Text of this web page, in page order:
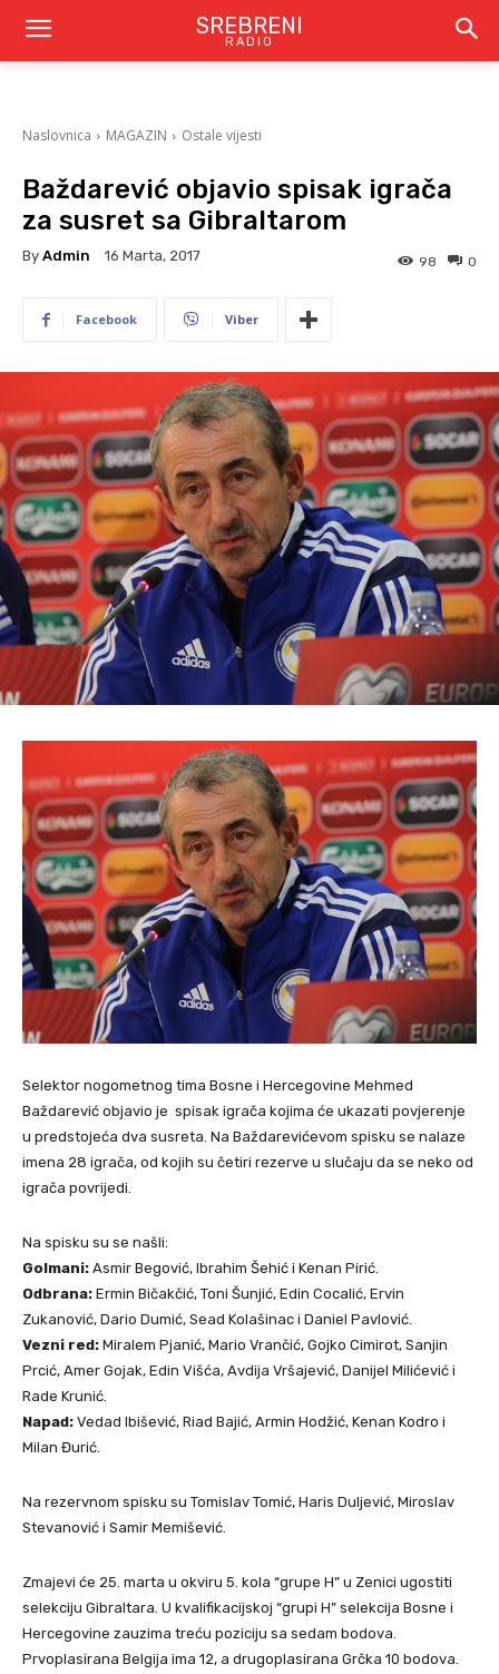
SREBRENI
RADIO
Naslovnica MAGAZIN Ostale vijesti
Baždarević objavio spisak igrača
za susret sa Gibraltarom
By Admin 16 Marta, 2017 0
98
Facebook Viber
Selektor nogometnog tima Bosne i Hercegovine Mehmed
Baždarević objavio je spisak igrača kojima će ukazati povjerenje
u predstojeća dva susreta. Na Baždarevićevom spisku se nalaze
imena 28 igrača, od kojih su četiri rezerve u slučaju da se neko od
igrača povrijedi.
Na spisku su se našli:
Golmani: Asmir Begović, Ibrahim Šehić i Kenan Pirić.
Odbrana: Ermin Bičakčić, Toni Šunjić, Edin Cocalić, Ervin
Zukanović, Dario Dumić, Sead Kolašinac i Daniel Pavlović.
Vezni red: Miralem Pjanić, Mario Vrančić, Gojko Cimirot, Sanjin
Prcić, Amer Gojak, Edin Višća, Avdija Vršajević, Danijel Milićević i
Rade Krunić.
Napad: Vedad Ibišević, Riad Bajić, Armin Hodžić, Kenan Kodro i
Milan Đurić.
Na rezervnom spisku su Tomislav Tomić, Haris Duljević, Miroslav
Stevanović i Samir Memišević.
Zmajevi će 25. marta u okviru 5. kola “grupe H” u Zenici ugostiti
selekciju Gibraltara. U kvalifikacijskoj “grupi H” selekcija Bosne i
Hercegovine zauzima treću poziciju sa sedam bodova.
Prvoplasirana Belgija ima 12, a drugoplasirana Grčka 10 bodova.